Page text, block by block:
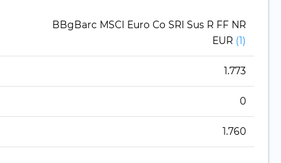
BBgBarc MSCI Euro Co SRI Sus R FF NR
EUR (1)
1.773
0
1.760